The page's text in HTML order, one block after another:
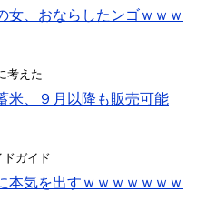
女、おならしたンゴｗｗｗ
考えた
米、９月以降も販売可能
ドガイド
本気を出すｗｗｗｗｗｗｗ